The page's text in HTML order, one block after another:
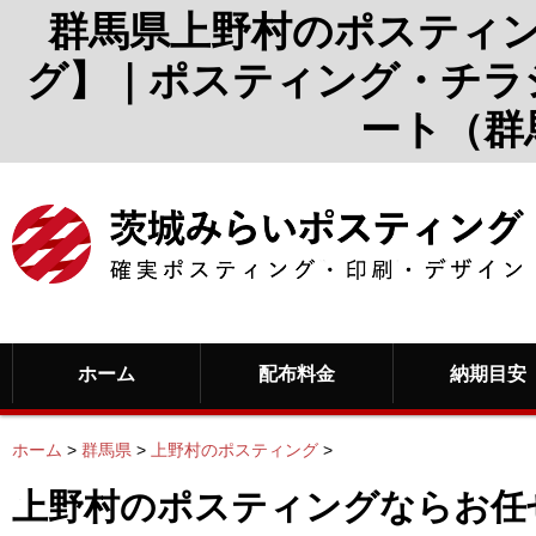
群馬県上野村のポスティ
グ】｜ポスティング・チ
ート（
ホーム 配布料金 納期目安
ホーム > 群馬県 > 上野村のポスティング >
上野村のポスティングならお